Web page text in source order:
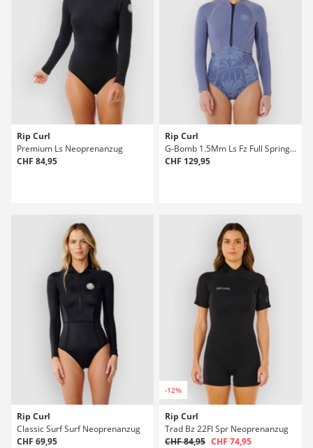
Rip Curl
Premium Ls Neoprenanzug
CHF 84,95
Rip Curl
G-Bomb 1.5Mm Ls Fz Full Spring Neoprenanzug
CHF 129,95
Rip Curl
Classic Surf Surf Neoprenanzug
CHF 69,95
-12%
Rip Curl
Trad Bz 22Fl Spr Neoprenanzug
CHF 84,95 CHF 74,95